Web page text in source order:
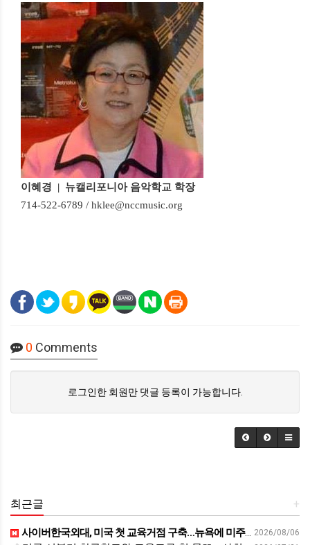
이혜경
| 뉴캘리포니아 음악학교 학장
714-522-6789 / hklee@nccmusic.org
0 Comments
로그인한 회원만 댓글 등록이 가능합니다.
+
최근글
2026/08/06
사이버한국외대, 미국 첫 교육거점 구축…뉴욕에 미주글로벌센터 개소 - 재외동포신문